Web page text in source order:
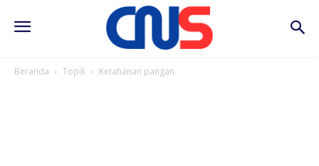
Beranda Topik Ketahanan pangan